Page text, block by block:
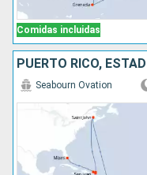
Comidas incluidas
Seabourn Ovation